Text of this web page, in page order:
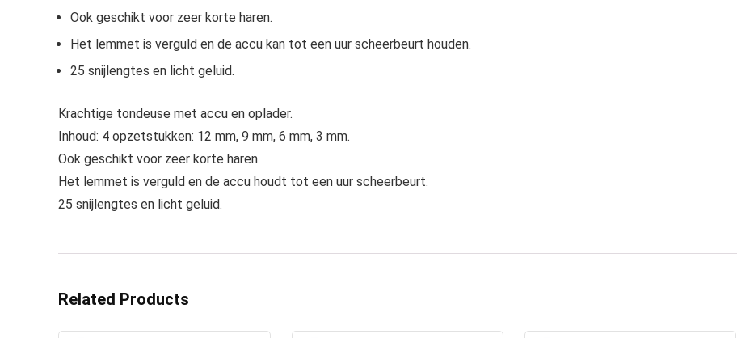
Ook geschikt voor zeer korte haren.
Het lemmet is verguld en de accu kan tot een uur scheerbeurt houden.
25 snijlengtes en licht geluid.
Krachtige tondeuse met accu en oplader.
Inhoud: 4 opzetstukken: 12 mm, 9 mm, 6 mm, 3 mm.
Ook geschikt voor zeer korte haren.
Het lemmet is verguld en de accu houdt tot een uur scheerbeurt.
25 snijlengtes en licht geluid.
Related Products